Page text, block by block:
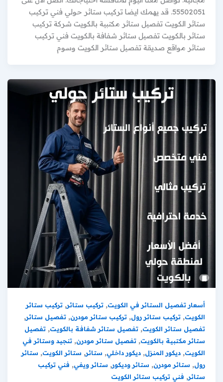
55502051. قد يهمك ايضا تركيب ستائر حولي فني تركيب
ستائر الكويت تفصيل ستائر مكتبية بالكويت شركة تركيب
ستائر بالكويت تفصيل ستائر شفافة بالكويت فني تركيب
ستائر مواقع صديقة تفصيل ستائر الكويت وسوم
أسعار تفصيل الستائر في الكويت,تركيب ستائر,تركيب ستائر
الكويت,تركيب ستائر رول, تركيب ستائر مودرن,تفصيل ستائر,
تفصيل ستائر الكويت,تفصيل ستائر شفافة بالكويت,تفصيل
ستائر مكتبية بالكويت,تفصيل ستائر مودرن,تنجيد وستائر في
الكويت,ديكور المنزل, ديكور داخلي, ستائر,ستائر الكويت,ستائر
رول, ستائر مودرن,ستائر وديكور,ستائر ويفي, فني تركيب
ستائر,فني تركيب ستائر الكويت